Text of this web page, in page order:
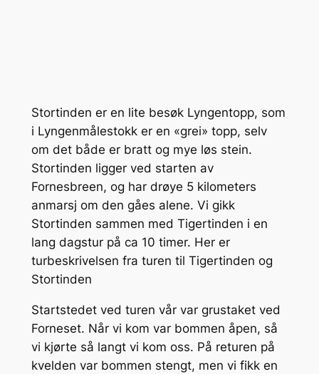
Stortinden er en lite besøk Lyngentopp, som
i Lyngenmålestokk er en «grei» topp, selv
om det både er bratt og mye løs stein.
Stortinden ligger ved starten av
Fornesbreen, og har drøye 5 kilometers
anmarsj om den gåes alene. Vi gikk
Stortinden sammen med Tigertinden i en
lang dagstur på ca 10 timer. Her er
turbeskrivelsen fra turen til Tigertinden og
Stortinden
Startstedet ved turen vår var grustaket ved
Forneset. Når vi kom var bommen åpen, så
vi kjørte så langt vi kom oss. På returen på
kvelden var bommen stengt, men vi fikk en